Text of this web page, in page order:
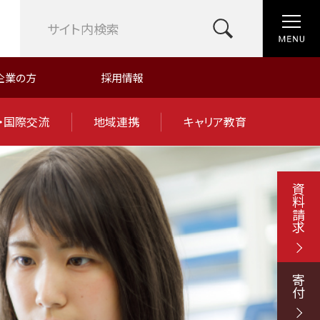
業の方 採用情報
国際交流 地域連携 キャリア教育
資料請求
寄付